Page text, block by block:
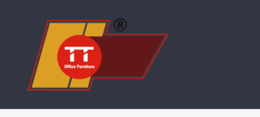
content